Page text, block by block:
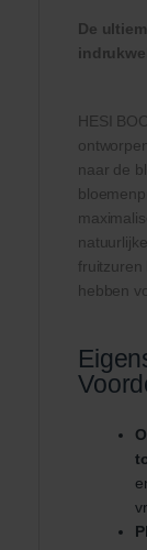
De
HESI
naar de
fruitzuren
hebben